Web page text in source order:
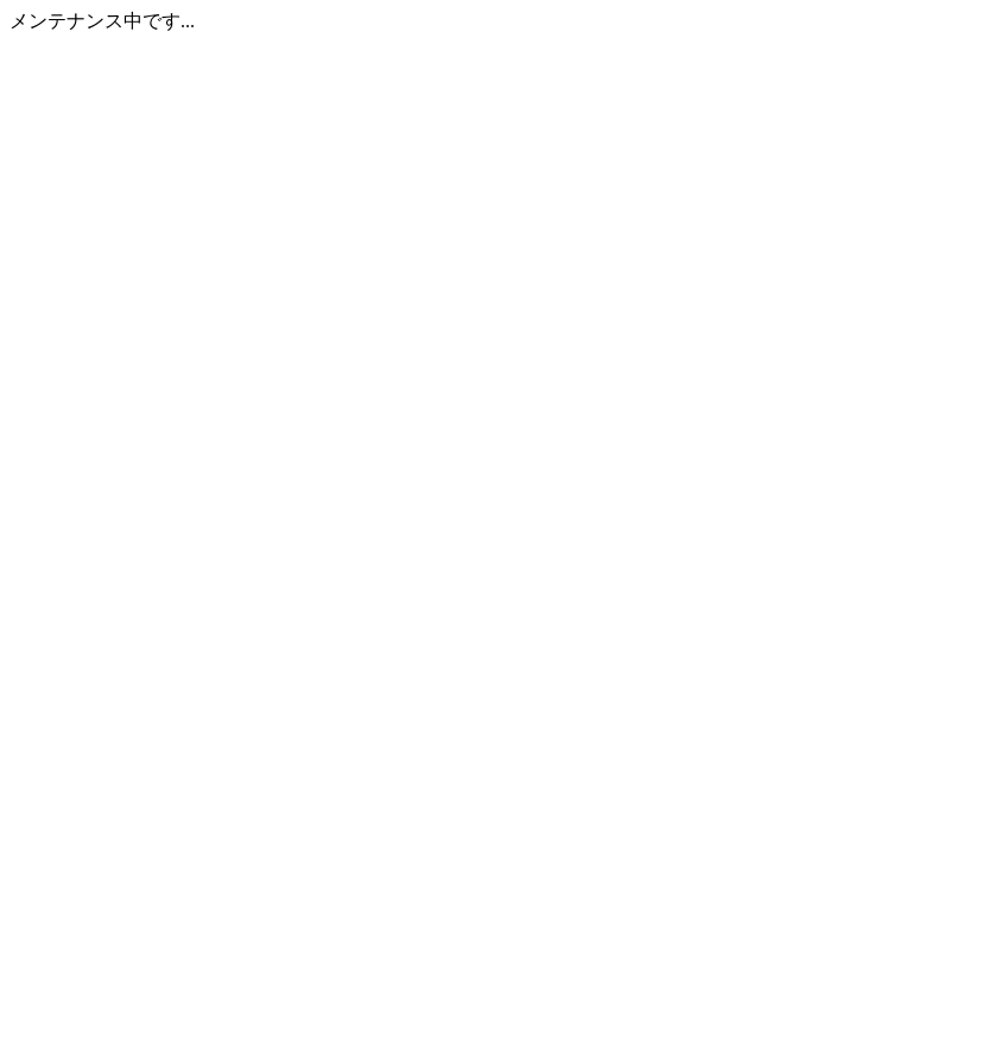
メンテナンス中です...